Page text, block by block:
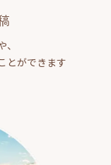
とができます